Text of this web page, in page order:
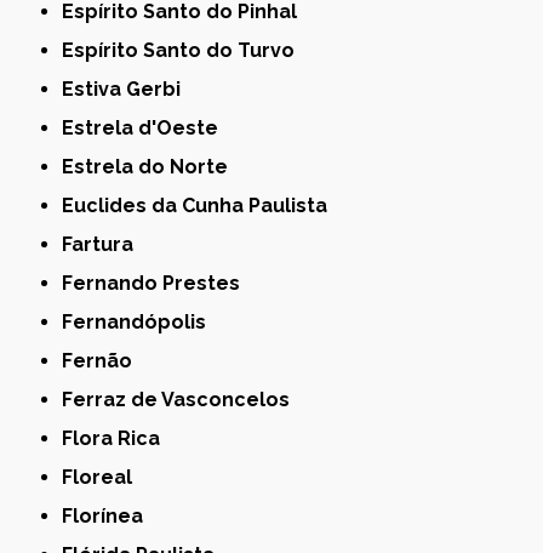
Espírito Santo do Pinhal
Espírito Santo do Turvo
Estiva Gerbi
Estrela d'Oeste
Estrela do Norte
Euclides da Cunha Paulista
Fartura
Fernando Prestes
Fernandópolis
Fernão
Ferraz de Vasconcelos
Flora Rica
Floreal
Florínea